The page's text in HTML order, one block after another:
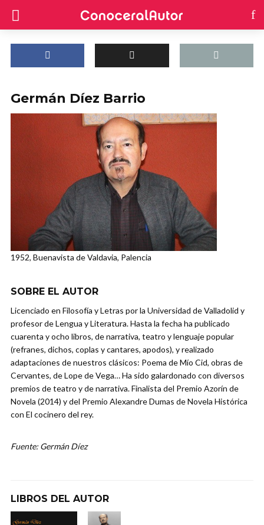
Germán Díez Barrio
1952, Buenavista de Valdavia, Palencia
SOBRE EL AUTOR
Licenciado en Filosofía y Letras por la Universidad de Valladolid y
profesor de Lengua y Literatura. Hasta la fecha ha publicado
cuarenta y ocho libros, de narrativa, teatro y lenguaje popular
(refranes, dichos, coplas y cantares, apodos), y realizado
adaptaciones de nuestros clásicos: Poema de Mío Cid, obras de
Cervantes, de Lope de Vega… Ha sido galardonado con diversos
premios de teatro y de narrativa. Finalista del Premio Azorín de
Novela (2014) y del Premio Alexandre Dumas de Novela Histórica
con El cocinero del rey.
Fuente: Germán Díez
LIBROS DEL AUTOR